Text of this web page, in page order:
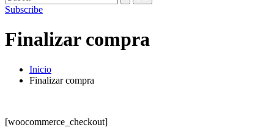
Subscribe
Finalizar compra
Inicio
Finalizar compra
[woocommerce_checkout]